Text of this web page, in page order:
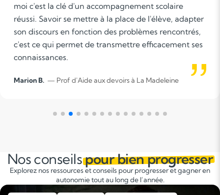
élèves il faut aimer partager ses connaissances et
être à l'écoute. La capacité d'adaptation me semble
être primordiale pour répondre au mieux aux
besoins d'un élève.
Lucie G.— Prof d'AIDE AUX DEVOIRS à Lille
Nos conseilspour bien progresser
Explorez nos ressources et conseils pour progresser et gagner en
autonomie tout au long de l’année.